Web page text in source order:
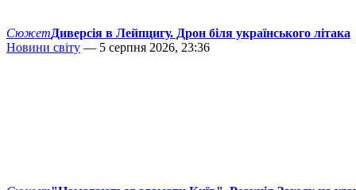
СюжетДиверсія в Лейпцигу. Дрон біля українського літака
Новини світу — 5 серпня 2026, 23:36